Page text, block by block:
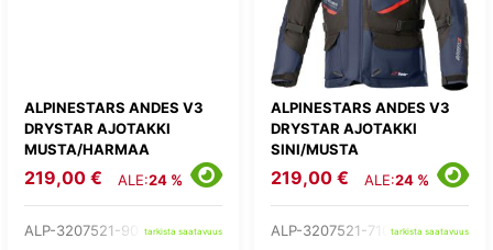
ALPINESTARS ANDES V3
DRYSTAR AJOTAKKI
MUSTA/HARMAA
219,00 € ALE:24 %
ALP-3207521-9018-tarkista saatavuus
ALPINESTARS ANDES V3
DRYSTAR AJOTAKKI
SINI/MUSTA
219,00 € ALE:24 %
ALP-3207521-7109-tarkista saatavuus